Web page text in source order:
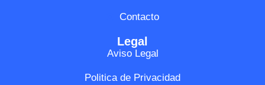
Contacto
Legal
Aviso Legal
Politica de Privacidad